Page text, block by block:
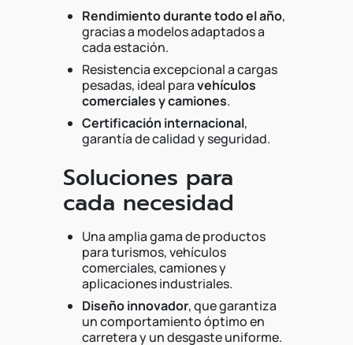
Rendimiento durante todo el año,
gracias a modelos adaptados a
cada estación.
Resistencia excepcional a cargas
pesadas, ideal paravehículos
comerciales y camiones.
Certificación internacional,
garantía de calidad y seguridad.
Soluciones para
cada necesidad
Una amplia gama de productos
para turismos, vehículos
comerciales, camiones y
aplicaciones industriales.
Diseño innovador, que garantiza
un comportamiento óptimo en
carretera y un desgaste uniforme.